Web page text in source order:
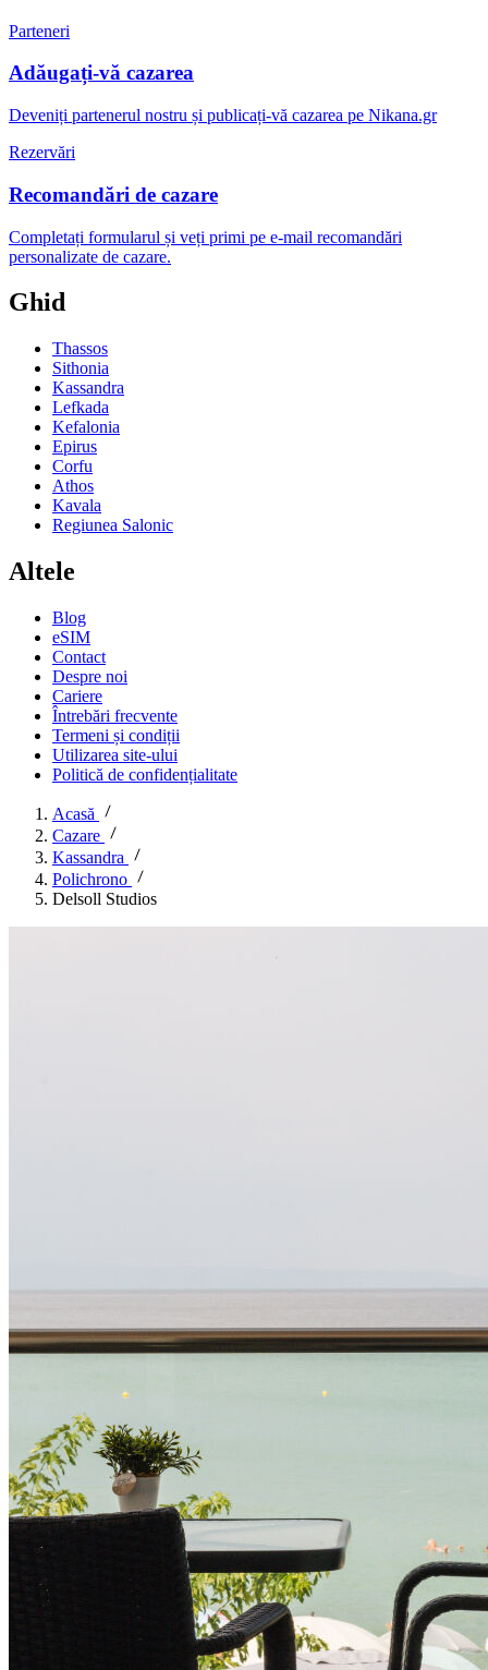
Parteneri
Adăugați-vă cazarea
Deveniți partenerul nostru și publicați-vă cazarea pe Nikana.gr
Rezervări
Recomandări de cazare
Completați formularul și veți primi pe e-mail recomandări
personalizate de cazare.
Ghid
Thassos
Sithonia
Kassandra
Lefkada
Kefalonia
Epirus
Corfu
Athos
Kavala
Regiunea Salonic
Altele
Blog
eSIM
Contact
Despre noi
Cariere
Întrebări frecvente
Termeni și condiții
Utilizarea site-ului
Politică de confidențialitate
Acasă
Cazare
Kassandra
Polichrono
Delsoll Studios